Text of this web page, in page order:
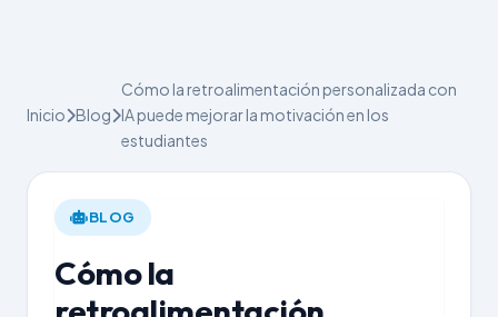
Inicio Blog
Cómo la retroalimentación personalizada con
IA puede mejorar la motivación en los
estudiantes
BLOG
Cómo la